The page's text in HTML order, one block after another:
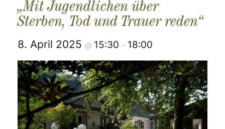
„Mit Jugendlichen über
Sterben, Tod und Trauer reden“
8. April 2025 @ 15:30 – 18:00